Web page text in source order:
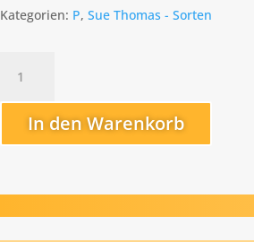
Kategorien: P,Sue Thomas - Sorten
Doll
Menge
In den Warenkorb